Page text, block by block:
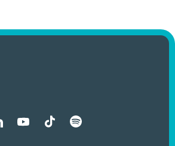
les réseaux